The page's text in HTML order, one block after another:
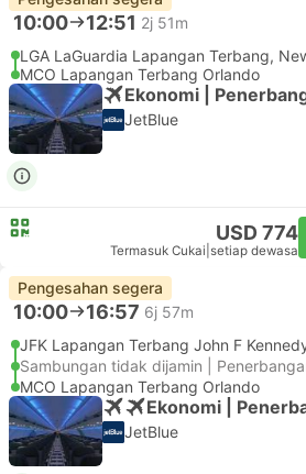
10:00 12:51 2j 51m
LGA LaGuardia Lapangan Terbang,
MCO Lapangan Terbang Orlando
Ekonomi |
JetBlue
USD 774
Termasuk Cukai setiap dewasa
Pengesahan segera
10:00 16:57 6j 57m
JFK Lapangan Terbang John F
Sambungan tidak dijamin |
MCO Lapangan Terbang Orlando
Ekonomi |
JetBlue